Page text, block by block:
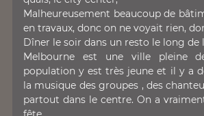
Malheureusement beaucoup de
en travaux, donc on ne voyait rien,
Dîner le soir dans un resto le long de
Melbourne est une ville pleine
population y est très jeune et il y a
la musique des groupes , des
partout dans le centre. On a